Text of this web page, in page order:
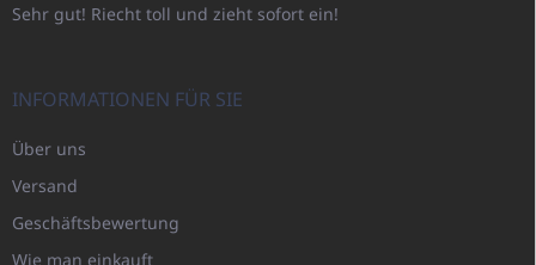
Sehr gut! Riecht toll und zieht sofort ein!
INFORMATIONEN FÜR SIE
Über uns
Versand
Geschäftsbewertung
Wie man einkauft